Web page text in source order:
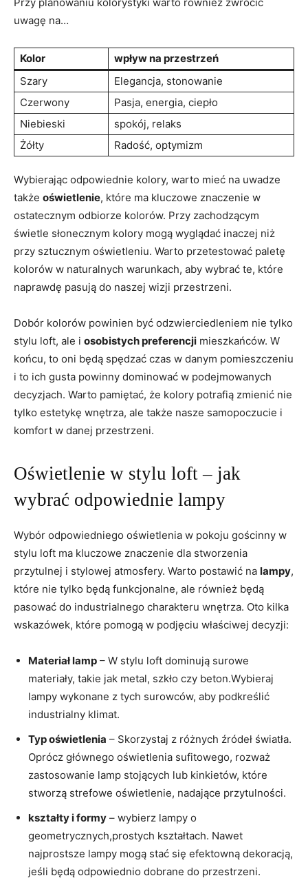
uwagę na…
Kolor
wpływ na przestrzeń
Szary
Elegancja, stonowanie
Czerwony
Pasja, energia, ciepło
Niebieski
spokój, relaks
Żółty
Radość, optymizm
Wybierając odpowiednie kolory, warto mieć na uwadze
także oświetlenie, które ma kluczowe znaczenie w
ostatecznym odbiorze kolorów. Przy zachodzącym
świetle słonecznym kolory mogą wyglądać inaczej niż
przy sztucznym oświetleniu. Warto przetestować paletę
kolorów w naturalnych warunkach, aby wybrać te, które
naprawdę pasują do naszej wizji przestrzeni.
Dobór kolorów powinien być odzwierciedleniem nie tylko
stylu loft, ale i osobistych preferencji mieszkańców. W
końcu, to oni będą spędzać czas w danym pomieszczeniu
i to ich gusta powinny dominować w podejmowanych
decyzjach. Warto pamiętać, że kolory potrafią zmienić nie
tylko estetykę wnętrza, ale także nasze samopoczucie i
komfort w danej przestrzeni.
Oświetlenie w stylu loft – jak
wybrać odpowiednie lampy
Wybór odpowiedniego oświetlenia w pokoju gościnny w
stylu loft ma kluczowe znaczenie dla stworzenia
przytulnej i stylowej atmosfery. Warto postawić na lampy,
które nie tylko będą funkcjonalne, ale również będą
pasować do industrialnego charakteru wnętrza. Oto kilka
wskazówek, które pomogą w podjęciu właściwej decyzji:
Materiał lamp – W stylu loft dominują surowe
materiały, takie jak metal, szkło czy beton.Wybieraj
lampy wykonane z tych surowców, aby podkreślić
industrialny klimat.
Typ oświetlenia – Skorzystaj z różnych źródeł światła.
Oprócz głównego oświetlenia sufitowego, rozważ
zastosowanie lamp stojących lub kinkietów, które
stworzą strefowe oświetlenie, nadające przytulności.
kształty i formy – wybierz lampy o
geometrycznych,prostych kształtach. Nawet
najprostsze lampy mogą stać się efektowną dekoracją,
jeśli będą odpowiednio dobrane do przestrzeni.